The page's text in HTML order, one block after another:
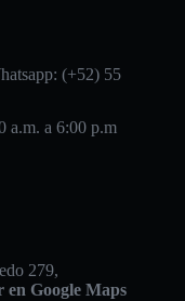
(+52) 55
a.m. a 6:00 p.m
279,
en Google Maps